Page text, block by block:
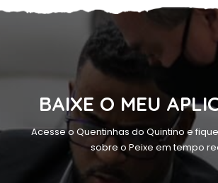
BAIXE O MEU
Acesse o Quentinhas do Quintino e
sobre o Peixe em tempo